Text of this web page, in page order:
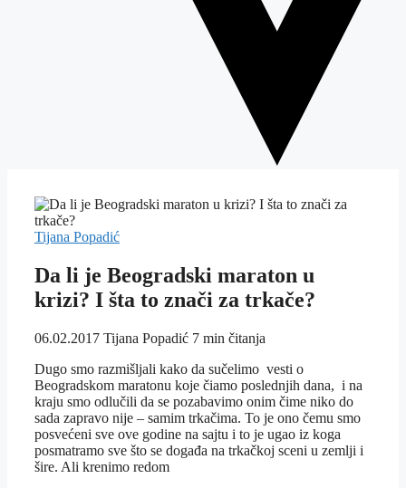
Tijana Popadić
Da li je Beogradski maraton u
krizi? I šta to znači za trkače?
06.02.2017 Tijana Popadić 7 min čitanja
Dugo smo razmišljali kako da sučelimo vesti o
Beogradskom maratonu koje čiamo poslednjih dana, i na
kraju smo odlučili da se pozabavimo onim čime niko do
sada zapravo nije – samim trkačima. To je ono čemu smo
posvećeni sve ove godine na sajtu i to je ugao iz koga
posmatramo sve što se događa na trkačkoj sceni u zemlji i
šire. Ali krenimo redom